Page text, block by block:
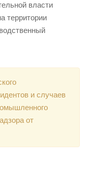
власти
территории
и случаев
от